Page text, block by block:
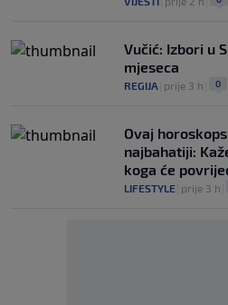
Vučić: Izbori u
mjeseca
REGIJA prije 3 h 0
Ovaj
najbahatiji:
koga će
LIFESTYLE prije 3 h